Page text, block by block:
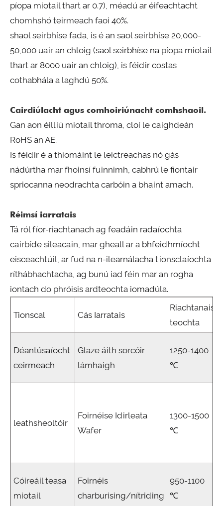
píopa miotail thart ar 0.7), méadú ar éifeachtacht
chomhshó teirmeach faoi 40%.
shaol seirbhíse fada, is é an saol seirbhíse 20,000-
50,000 uair an chloig (saol seirbhíse na píopa miotail
thart ar 8000 uair an chloig), is féidir costas
cothabhála a laghdú 50%.
Cairdiúlacht agus comhoiriúnacht comhshaoil.
Gan aon éilliú miotail throma, cloí le caighdeán
RoHS an AE.
Is féidir é a thiomáint le leictreachas nó gás
nádúrtha mar fhoinsí fuinnimh, cabhrú le fiontair
spriocanna neodrachta carbóin a bhaint amach.
Réimsí iarratais
Tá ról fíor-riachtanach ag feadáin radaíochta
cairbíde sileacain, mar gheall ar a bhfeidhmíocht
eisceachtúil, ar fud na n-ilearnálacha tionsclaíochta
ríthábhachtacha, ag bunú iad féin mar an rogha
iontach do phróisis ardteochta iomadúla.
Tionscal Cás Iarratais
Riachtanais
teochta
Déantúsaíocht
ceirmeach
Glaze áith sorcóir
lámhaigh
1250-1400
℃
leathsheoltóir
Foirnéise Idirleata
Wafer
1300-1500
℃
Cóireáil teasa
miotail
Foirnéis
charburising/nítriding
950-1100
℃